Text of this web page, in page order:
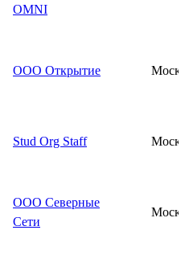
OMNI
ООО Открытие
Stud Org Staff
ООО Северные
Сети